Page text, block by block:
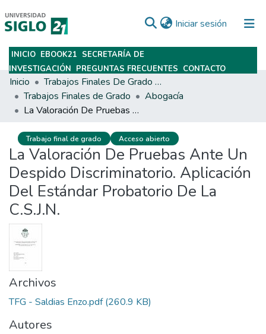
Iniciar sesión (current)
Subir
INICIO EBOOK21 SECRETARÍA DE
INVESTIGACIÓN PREGUNTAS FRECUENTES CONTACTO
Inicio
Trabajos Finales De Grado Y Posgrado
Trabajos Finales de Grado
Abogacía
La Valoración De Pruebas Ante Un Despido Discriminatorio. Aplicación Del Estándar Probatorio De La C.S.J.N.
Trabajo final de grado Acceso abierto
La Valoración De Pruebas Ante Un
Despido Discriminatorio. Aplicación
Del Estándar Probatorio De La
C.S.J.N.
Archivos
TFG - Saldias Enzo.pdf(260.9 KB)
Autores